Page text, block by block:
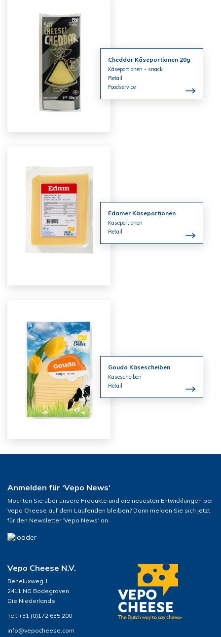
Cheddar Käseportionen 20g
Käseportionen - snack
Retail
Foodservice
Edamer Käseportionen
Käseportionen
Retail
Gouda Käsescheiben
Käsescheiben
Retail
Anmelden für ‘Vepo News‘
Möchten Sie über unsere Produkte und die neuesten Entwicklungen bei
Vepo Cheese auf dem Laufenden bleiben? Dann melden Sie sich jetzt
für den Newsletter ‘Vepo News‘ an.
Vepo Cheese N.V.
Beneluxweg 1
2411 NG Bodegraven
Die Niederlande
Tel: +31 (0)172 635 200
info@vepocheese.com